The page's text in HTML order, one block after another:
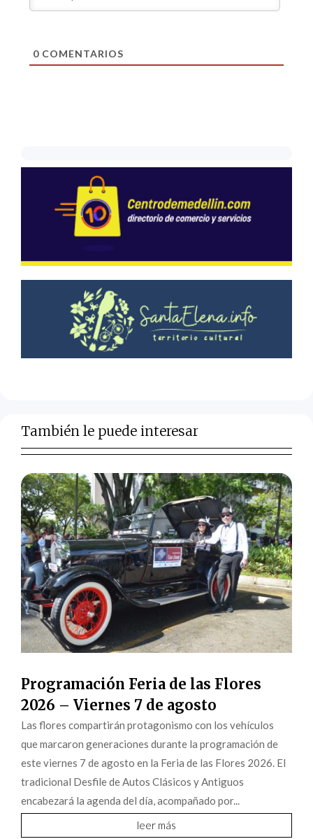
0COMENTARIOS
También le puede interesar
Programación Feria de las Flores
2026 – Viernes 7 de agosto
Las flores compartirán protagonismo con los vehículos
que marcaron generaciones durante la programación de
este viernes 7 de agosto en la Feria de las Flores 2026. El
tradicional Desfile de Autos Clásicos y Antiguos
encabezará la agenda del día, acompañado por...
leer más